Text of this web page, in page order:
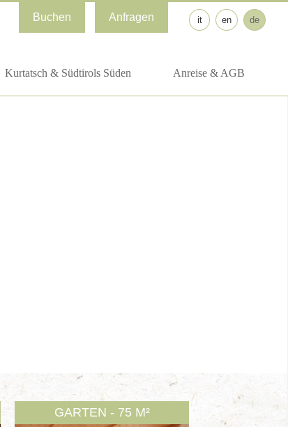
Buchen Anfragen it en de
Kurtatsch & Südtirols Süden Anreise & AGB
GARTEN - 75 M²